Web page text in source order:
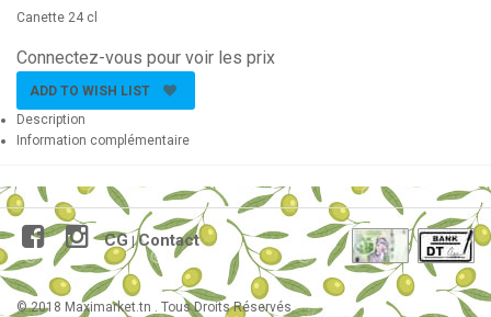
Canette 24 cl
Connectez-vous pour voir les prix
ADD TO WISH LIST
Description
Information complémentaire
CG |Contact
© 2018 Maximarket.tn . Tous Droits Réservés.